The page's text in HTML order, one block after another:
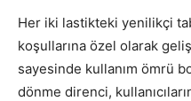
Her iki lastikteki yenilikçi
koşullarına özel olarak
sayesinde kullanım ömrü
dönme direnci,